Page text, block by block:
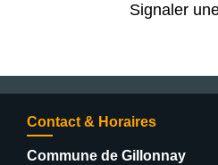
Signaler
Contact & Horaires
Commune de Gillonnay